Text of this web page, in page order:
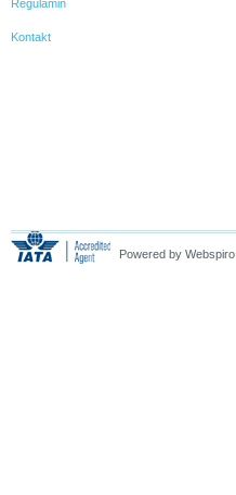
Regulamin
Kontakt
Powered by Webspiro.